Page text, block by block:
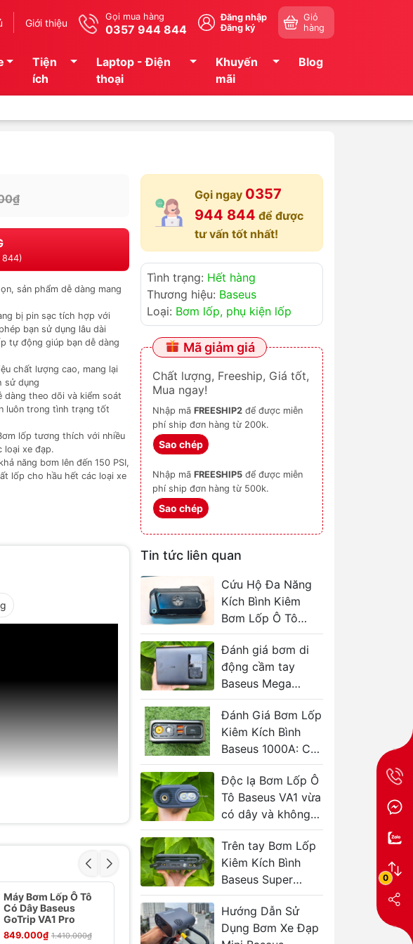
Giới thiệu Gọi mua hàng
0357 944 844
Đăng nhập
Đăng ký
Giỏ
hàng
Tiện
ích
Laptop - Điện
thoại
Khuyến
mãi
Blog
844)
sản phẩm dễ dàng mang
bị pin sạc tích hợp với
bạn sử dụng lâu dài
tự động giúp bạn dễ dàng
chất lượng cao, mang lại
sử dụng
dàng theo dõi và kiểm soát
luôn trong tình trạng tốt
lốp tương thích với nhiều
loại xe đạp.
năng bơm lên đến 150 PSI,
lốp cho hầu hết các loại xe
0
Gọi ngay 0357
944 844 để được
tư vấn tốt nhất!
Tình trạng: Hết hàng
Thương hiệu: Baseus
Loại: Bơm lốp, phụ kiện lốp
Mã giảm giá
Chất lượng, Freeship, Giá tốt,
Mua ngay!
Nhập mã FREESHIP2
phí ship đơn hàng từ 200k.
Sao chép
Nhập mã FREESHIP5
phí ship đơn hàng từ 500k.
Sao chép
Tin tức liên quan
Cứu Hộ Đa Năng
Kích Bình Kiêm
Bơm Lốp Ô Tô
USAMS ZB287
Đánh giá bơm di
động cầm tay
Baseus Mega
EnergyPump 2 xi
lanh
Đánh Giá Bơm Lốp
Kiêm Kích Bình
Baseus 1000A: Có
Tốt Không?
Độc lạ Bơm Lốp Ô
Tô Baseus VA1 vừa
có dây và không
dây
Trên tay Bơm Lốp
Kiêm Kích Bình
Baseus Super
Energy 600A 4in1
Hướng Dẫn Sử
Dụng Bơm Xe Đạp
Máy Bơm Lốp Ô Tô
Có Dây Baseus
GoTrip VA1 Pro
849.000₫ 1.410.000₫
- 42%
Máy Bơm Lốp Xe
Hơi Mini USAMS
US-ZB215 Pin
5000mAh
Máy
Baseus